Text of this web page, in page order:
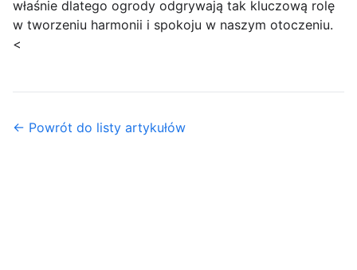
właśnie dlatego ogrody odgrywają tak kluczową rolę
w tworzeniu harmonii i spokoju w naszym otoczeniu.
<
← Powrót do listy artykułów